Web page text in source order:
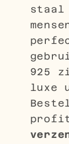
staal
925
luxe